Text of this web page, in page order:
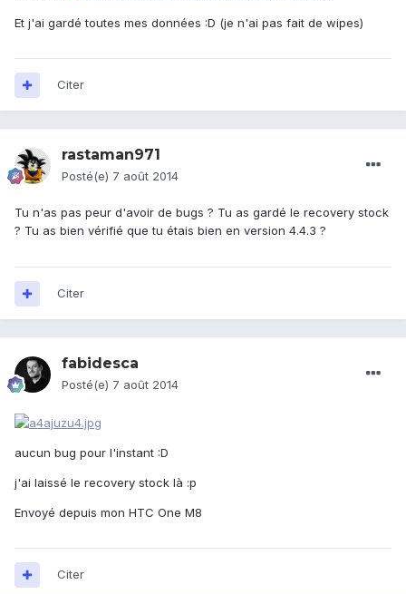
Et j'ai gardé toutes mes données :D (je n'ai pas fait de wipes)
Citer
rastaman971
Posté(e) 7 août 2014
Tu n'as pas peur d'avoir de bugs ? Tu as gardé le recovery stock
? Tu as bien vérifié que tu étais bien en version 4.4.3 ?
Citer
fabidesca
Posté(e) 7 août 2014
aucun bug pour l'instant :D
j'ai laissé le recovery stock là :p
Envoyé depuis mon HTC One M8
Citer